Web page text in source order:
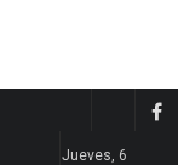
Jueves, 6